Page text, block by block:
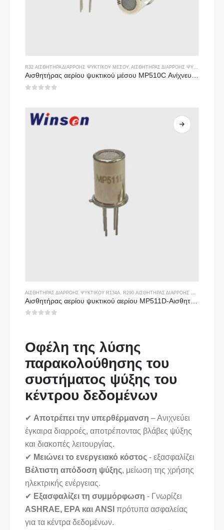
R32 ΑΙΣΘΗΤΉΡΑ ΔΙΑΡΡΟΉΣ ΨΥΚΤΙΚΟΎ ΜΈΣΟΥ, ΑΙΣΘΗΤΉΡΑΣ ΔΙΑΡΡΟΉΣ ΨΥΚΤΙΚΟΎ R134A
ΑΙΣΘΗΤΉΡΑΣ ΔΙΑΡΡΟΉΣ ΨΥΚΤΙΚΟΎ R134A R290 ΑΙΣΘΗΤΉΡΑΣ ΔΙΑΡΡΟΉΣ ΨΥΚΤΙΚΟΎ ΜΈΣΟΥ
Οφέλη της λύσης
παρακολούθησης του
συστήματος ψύξης του
κέντρου δεδομένων
✔ Αποτρέπει την υπερθέρμανση – Ανιχνεύει
έγκαιρα διαρροές, αποτρέποντας βλάβες ψύξης
και διακοπές λειτουργίας.
✔ Μειώνει το ενεργειακό κόστος - εξασφαλίζει
Βέλτιστη απόδοση ψύξης, μείωση της χρήσης
ηλεκτρικής ενέργειας.
✔ Εξασφαλίζει τη συμμόρφωση - Γνωρίζει
ASHRAE, EPA και ANSI πρότυπα ασφαλείας
για τα κέντρα δεδομένων.